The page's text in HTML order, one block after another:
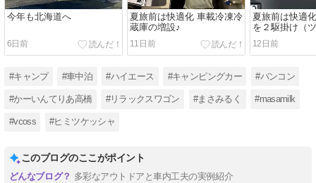
今年も北海道へ
6日前
夏旅前は快適化 車載冷凍冷
蔵庫の増設♪
11日前
夏旅前は快適
を２駆掛け（
て大容量発電化
12日前
#キャンプ #車中泊 #ハイエース #キャンピングカー #バンコン
#かーいんてりあ高橋 #リラックスワゴン #まさみるく #masamilk
#vcoss #ヒミツケッシャ
このブログのここがポイント
多彩なアウトドアと車内工夫の実例紹介